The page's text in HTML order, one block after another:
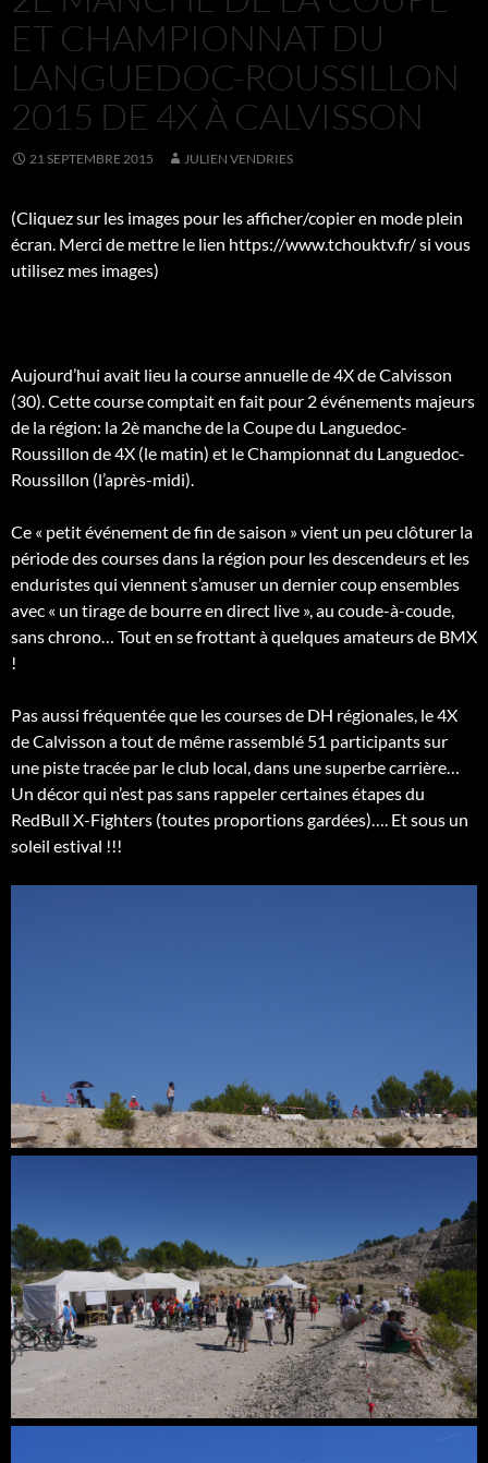
ET CHAMPIONNAT DU
LANGUEDOC-ROUSSILLON
2015 DE 4X À CALVISSON
21 SEPTEMBRE 2015 JULIEN VENDRIES
(Cliquez sur les images pour les afficher/copier en mode plein
écran. Merci de mettre le lien https://www.tchouktv.fr/ si vous
utilisez mes images)
Aujourd’hui avait lieu la course annuelle de 4X de Calvisson
(30). Cette course comptait en fait pour 2 événements majeurs
de la région: la 2è manche de la Coupe du Languedoc-
Roussillon de 4X (le matin) et le Championnat du Languedoc-
Roussillon (l’après-midi).
Ce « petit événement de fin de saison » vient un peu clôturer la
période des courses dans la région pour les descendeurs et les
enduristes qui viennent s’amuser un dernier coup ensembles
avec « un tirage de bourre en direct live », au coude-à-coude,
sans chrono… Tout en se frottant à quelques amateurs de BMX
!
Pas aussi fréquentée que les courses de DH régionales, le 4X
de Calvisson a tout de même rassemblé 51 participants sur
une piste tracée par le club local, dans une superbe carrière…
Un décor qui n’est pas sans rappeler certaines étapes du
RedBull X-Fighters (toutes proportions gardées)…. Et sous un
soleil estival !!!